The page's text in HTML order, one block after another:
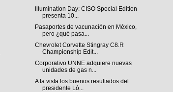
Illumination Day: CISO Special Edition
presenta 10...
Pasaportes de vacunación en México,
pero ¿qué pasa...
Chevrolet Corvette Stingray C8.R
Championship Edit...
Corporativo UNNE adquiere nuevas
unidades de gas n...
A la vista los buenos resultados del
presidente Ló...